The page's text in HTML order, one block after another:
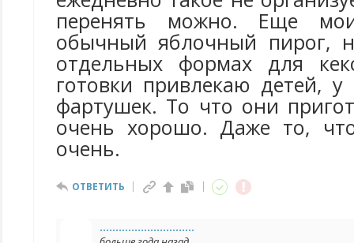
перенять можно. Еще
обычный яблочный пирог,
отдельных формах для
готовки привлекаю детей,
фартушек. То что они
очень хорошо. Даже то,
очень.
ОТВЕТИТЬ
..............................